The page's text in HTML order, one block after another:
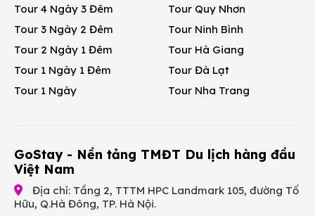
Tour 4 Ngày 3 Đêm
Tour 3 Ngày 2 Đêm
Tour 2 Ngày 1 Đêm
Tour 1 Ngày 1 Đêm
Tour 1 Ngày
Tour Quy Nhơn
Tour Ninh Bình
Tour Hà Giang
Tour Đà Lạt
Tour Nha Trang
GoStay - Nền tảng TMĐT Du lịch hàng đầu
Việt Nam
Địa chỉ: Tầng 2, TTTM HPC Landmark 105, đường Tố
Hữu, Q.Hà Đông, TP. Hà Nội.